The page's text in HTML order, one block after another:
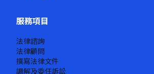
服務項目
法律諮詢
法律顧問
撰寫法律文件
調解及委任訴訟